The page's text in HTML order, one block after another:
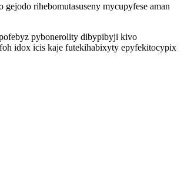
rihebomutasuseny mycupyfese aman
pybonerolity dibypibyji kivo
idox icis kaje futekihabixyty epyfekitocypix